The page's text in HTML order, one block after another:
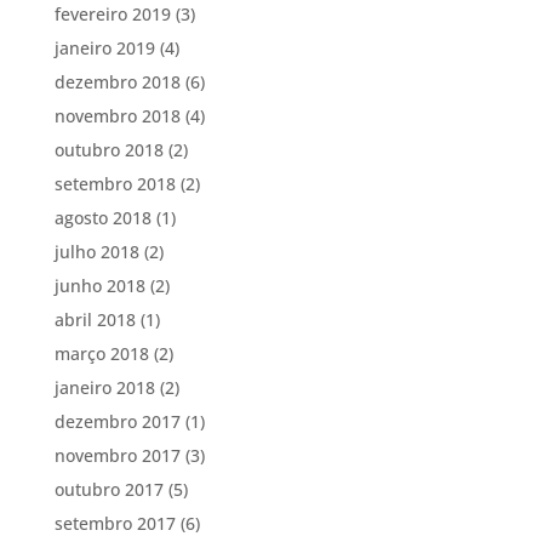
fevereiro 2019(3)
janeiro 2019(4)
dezembro 2018(6)
novembro 2018(4)
outubro 2018(2)
setembro 2018(2)
agosto 2018(1)
julho 2018(2)
junho 2018(2)
abril 2018(1)
março 2018(2)
janeiro 2018(2)
dezembro 2017(1)
novembro 2017(3)
outubro 2017(5)
setembro 2017(6)